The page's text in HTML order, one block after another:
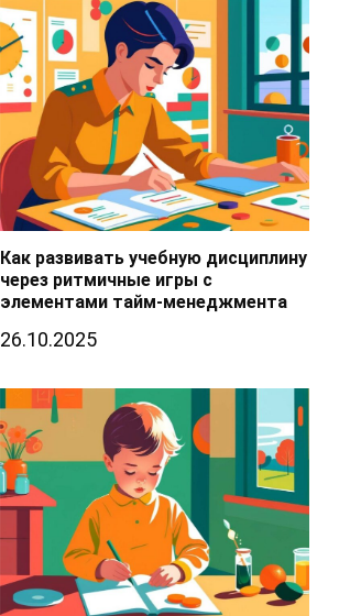
Как развивать учебную дисциплину
через ритмичные игры с
элементами тайм-менеджмента
26.10.2025